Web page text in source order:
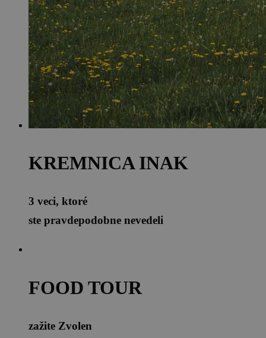
KREMNICA INAK
3 veci, ktoré
ste pravdepodobne nevedeli
FOOD TOUR
zažite Zvolen